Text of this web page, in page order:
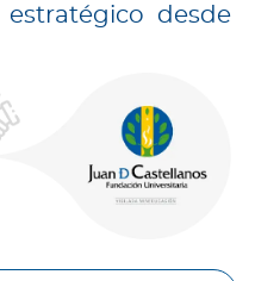
estratégico desde